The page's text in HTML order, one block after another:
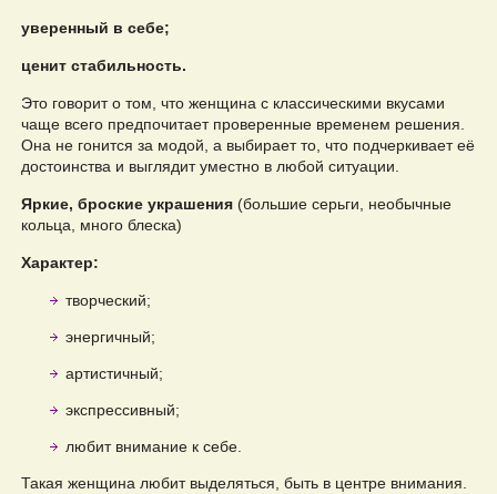
уверенный в себе;
ценит стабильность.
Это говорит о том, что женщина с классическими вкусами
чаще всего предпочитает проверенные временем решения.
Она не гонится за модой, а выбирает то, что подчеркивает её
достоинства и выглядит уместно в любой ситуации.
Яркие, броские украшения (большие серьги, необычные
кольца, много блеска)
Характер:
творческий;
энергичный;
артистичный;
экспрессивный;
любит внимание к себе.
Такая женщина любит выделяться, быть в центре внимания.